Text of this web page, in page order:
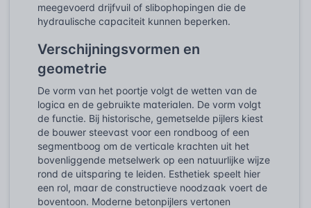
meegevoerd drijfvuil of slibophopingen die de
hydraulische capaciteit kunnen beperken.
Verschijningsvormen en
geometrie
De vorm van het poortje volgt de wetten van de
logica en de gebruikte materialen. De vorm volgt
de functie. Bij historische, gemetselde pijlers kiest
de bouwer steevast voor een rondboog of een
segmentboog om de verticale krachten uit het
bovenliggende metselwerk op een natuurlijke wijze
rond de uitsparing te leiden. Esthetiek speelt hier
een rol, maar de constructieve noodzaak voert de
boventoon. Moderne betonpijlers vertonen